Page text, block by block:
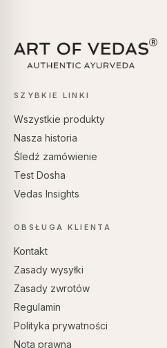
SZYBKIE LINKI
Wszystkie produkty
Nasza historia
Śledź zamówienie
Test Dosha
Vedas Insights
OBSŁUGA KLIENTA
Kontakt
Zasady wysyłki
Zasady zwrotów
Regulamin
Polityka prywatności
Nota prawna